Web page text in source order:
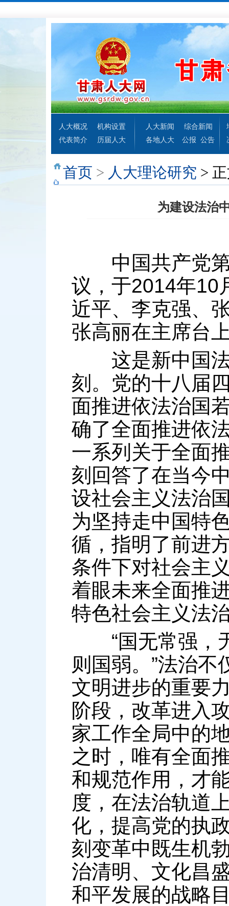
人大概况
机构设置
代表简介
历届人大
人大新闻
综合新闻
各地人大
公报 公告
首页 > 人大理论研究 >
为建设法治
中国共产党第
议，于2014年10
近平、李克强、
张高丽在主席台
这是新中国法
刻。党的十八届
面推进依法治国
确了全面推进依
一系列关于全面
刻回答了在当今
设社会主义法治
为坚持走中国特
循，指明了前进
条件下对社会主
着眼未来全面推
特色社会主义法
“国无常强，无
则国弱。”法治
文明进步的重要
阶段，改革进入
家工作全局中的
之时，唯有全面
和规范作用，才
度，在法治轨道
化，提高党的执
刻变革中既生机
治清明、文化昌
和平发展的战略